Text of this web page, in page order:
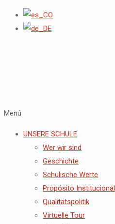
Menú
UNSERE SCHULE
Wer wir sind
Geschichte
Schulische Werte
Propósito Institucional
Qualitätspolitik
Virtuelle Tour